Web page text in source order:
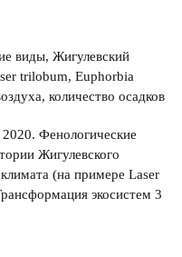
виды, Жигулевский
trilobum, Euphorbia
количество осадков
Фенологические
Жигулевского
(на примере Laser
экосистем 3